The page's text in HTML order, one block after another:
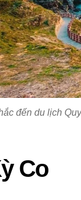
đến du lịch
Co